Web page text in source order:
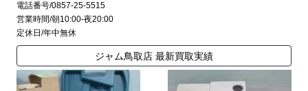
電話番号/0857-25-5515
営業時間/朝10:00-夜20:00
定休日/年中無休
ジャム鳥取店 最新買取実績